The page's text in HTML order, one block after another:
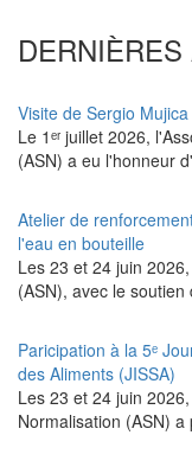
Visite de Sergio
Le 1ᵉʳ juillet 2026,
(ASN) a eu l'honneur
Atelier de
l'eau en bouteille
Les 23 et 24 juin
(ASN), avec le
Paricipation à la 5ᵉ
des Aliments (JISSA)
‎Les 23 et 24 juin
Normalisation (ASN)